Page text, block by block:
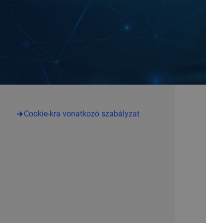
Cookie-kra vonatkozó szabályzat